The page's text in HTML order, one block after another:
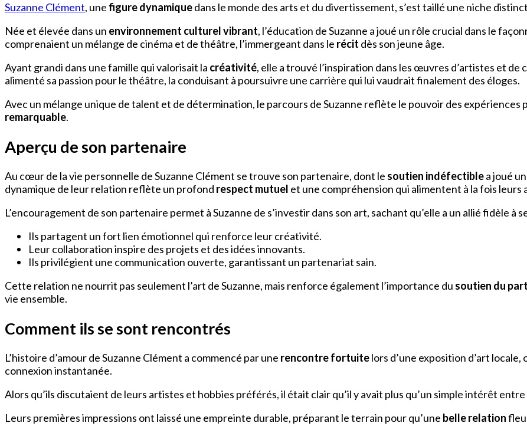
Suzanne Clément, unefigure dynamiquedans le monde des arts et du divertissement, s’est taillé une niche
Née et élevée dans un environnement culturel vibrant, l’éducation de Suzanne a joué un rôle crucial dans le
comprenaient un mélange de cinéma et de théâtre, l’immergeant dans le récit dès son jeune âge.
Ayant grandi dans une famille qui valorisait la créativité, elle a trouvé l’inspiration dans les œuvres d’artistes et
alimenté sa passion pour le théâtre, la conduisant à poursuivre une carrière qui lui vaudrait finalement des éloges.
Avec un mélange unique de talent et de détermination, le parcours de Suzanne reflète le pouvoir des expériences
remarquable.
Aperçu de son partenaire
Au cœur de la vie personnelle de Suzanne Clément se trouve son partenaire, dont le soutien indéfectiblea joué
dynamique de leur relation reflète un profond respect mutuel et une compréhension qui alimentent à la fois
L’encouragement de son partenaire permet à Suzanne de s’investir dans son art, sachant qu’elle a un allié fidèle à
Ils partagent un fort lien émotionnel qui renforce leur créativité.
Leur collaboration inspire des projets et des idées innovants.
Ils privilégient une communication ouverte, garantissant un partenariat sain.
Cette relation ne nourrit pas seulement l’art de Suzanne, mais renforce également l’importance du soutien du
vie ensemble.
Comment ils se sont rencontrés
L’histoire d’amour de Suzanne Clément a commencé par une rencontre fortuitelors d’une exposition d’art locale,
connexion instantanée.
Alors qu’ils discutaient de leurs artistes et hobbies préférés, il était clair qu’il y avait plus qu’un simple intérêt entre
Leurs premières impressions ont laissé une empreinte durable, préparant le terrain pour qu’une belle relation